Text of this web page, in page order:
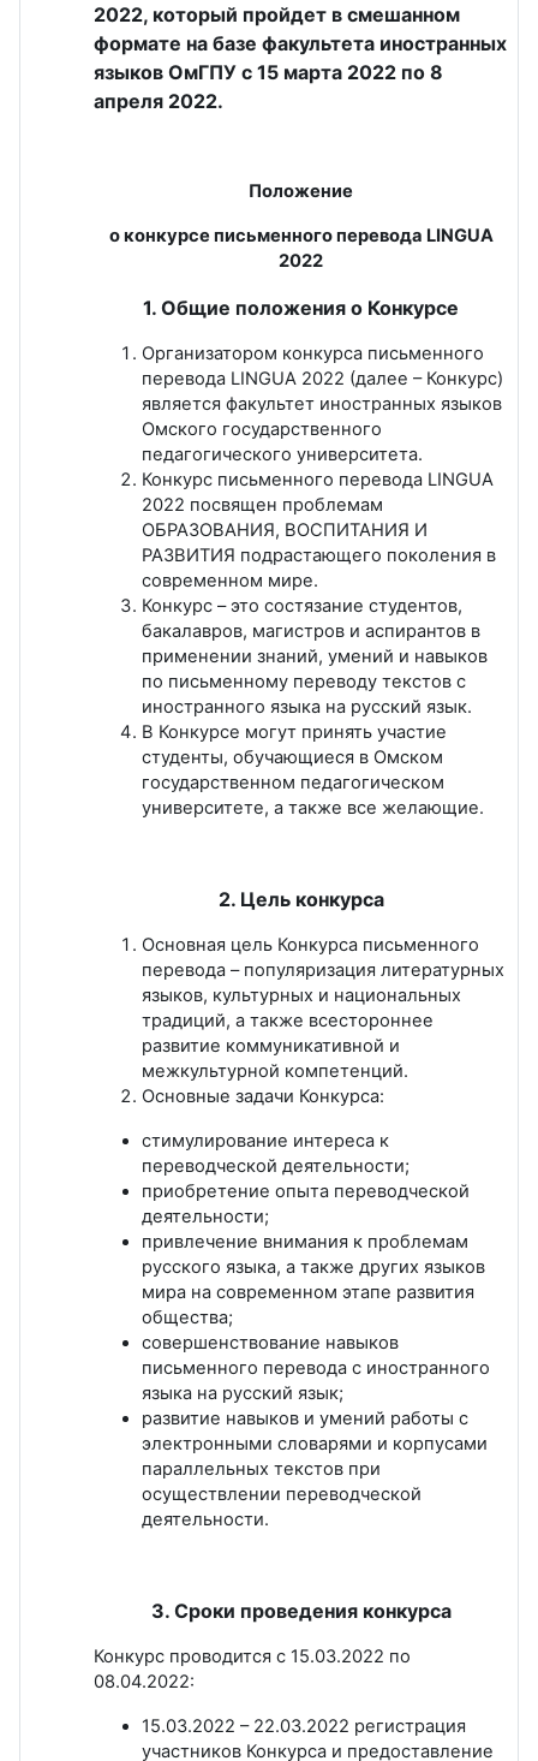
2022, который пройдет в смешанном
формате на базе факультета иностранных
языков ОмГПУ с 15 марта 2022 по 8
апреля 2022.
Положение
о конкурсе письменного перевода LINGUA
2022
1. Общие положения о Конкурсе
Организатором конкурса письменного
перевода LINGUA 2022 (далее – Конкурс)
является факультет иностранных языков
Омского государственного
педагогического университета.
Конкурс письменного перевода LINGUA
2022 посвящен проблемам
ОБРАЗОВАНИЯ, ВОСПИТАНИЯ И
РАЗВИТИЯ подрастающего поколения в
современном мире.
Конкурс – это состязание студентов,
бакалавров, магистров и аспирантов в
применении знаний, умений и навыков
по письменному переводу текстов с
иностранного языка на русский язык.
В Конкурсе могут принять участие
студенты, обучающиеся в Омском
государственном педагогическом
университете, а также все желающие.
2. Цель конкурса
Основная цель Конкурса письменного
перевода – популяризация литературных
языков, культурных и национальных
традиций, а также всестороннее
развитие коммуникативной и
межкультурной компетенций.
Основные задачи Конкурса:
стимулирование интереса к
переводческой деятельности;
приобретение опыта переводческой
деятельности;
привлечение внимания к проблемам
русского языка, а также других языков
мира на современном этапе развития
общества;
совершенствование навыков
письменного перевода с иностранного
языка на русский язык;
развитие навыков и умений работы с
электронными словарями и корпусами
параллельных текстов при
осуществлении переводческой
деятельности.
3. Сроки проведения конкурса
Конкурс проводится с 15.03.2022 по
08.04.2022:
15.03.2022 – 22.03.2022 регистрация
участников Конкурса и предоставление